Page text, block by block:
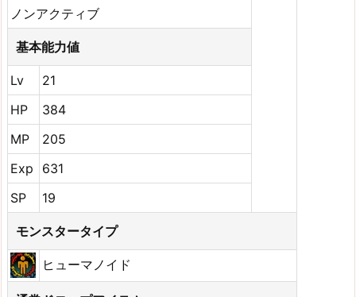
ノンアクティブ
基本能力値
Lv
21
HP
384
MP
205
Exp
631
SP
19
モンスタータイプ
ヒューマノイド